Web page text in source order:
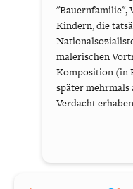
"Bauernfamilie",
Kindern, die
malerischen
Komposition (in
später
Verdacht